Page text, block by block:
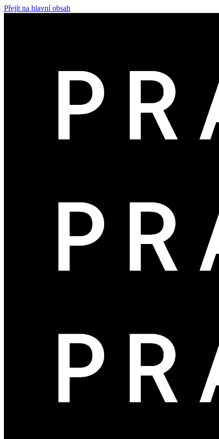
Přejít na hlavní obsah